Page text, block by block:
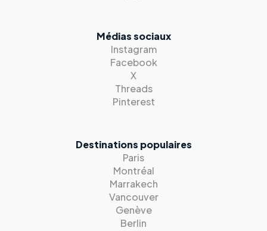
Médias sociaux
Instagram
Facebook
X
Threads
Pinterest
Destinations populaires
Paris
Montréal
Marrakech
Vancouver
Genève
Berlin